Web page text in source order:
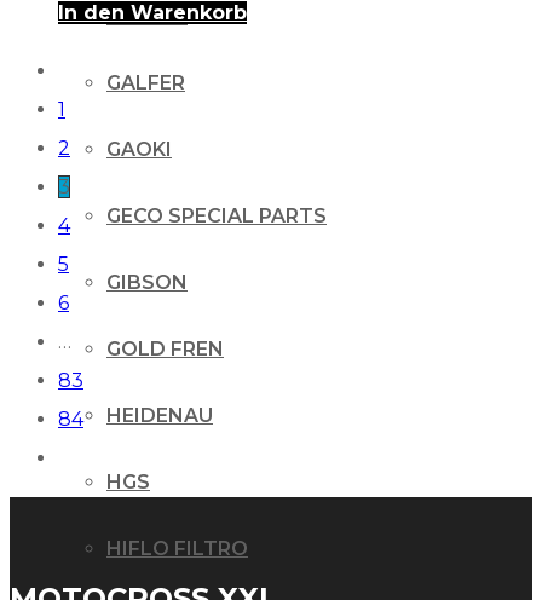
FRESCO
GALFER
GAOKI
GECO SPECIAL PARTS
GIBSON
GOLD FREN
HEIDENAU
HGS
HIFLO FILTRO
In den Warenkorb
1
2
3
4
5
6
…
83
84